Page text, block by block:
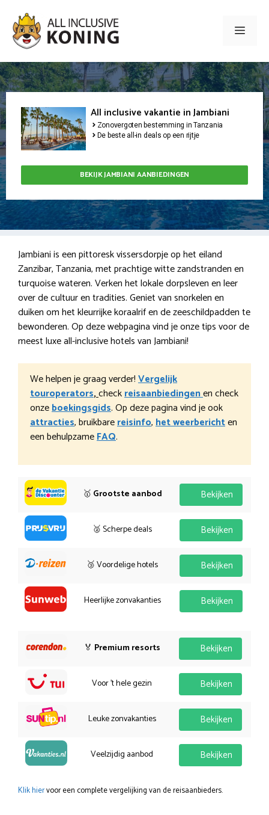
naar
inhoud
Menu
All inclusive vakantie in Jambiani
Zonovergoten bestemming in Tanzania
De beste all-in deals op een rijtje
BEKIJK JAMBIANI AANBIEDINGEN
Jambiani is een pittoresk vissersdorpje op het eiland
Zanzibar, Tanzania, met prachtige witte zandstranden en
turquoise wateren. Verken het lokale dorpsleven en leer
over de cultuur en tradities. Geniet van snorkelen en
duiken om het kleurrijke koraalrif en de zeeschildpadden te
bewonderen. Op deze webpagina vind je onze tips voor de
meest luxe all-inclusive hotels van Jambiani!
We helpen je graag verder!Vergelijk
touroperators,checkreisaanbiedingenen check
onzeboekingsgids. Op deze pagina vind je ook
attracties, bruikbarereisinfo,het weerberichten
een behulpzameFAQ.
🥇 Grootste aanbod Bekijken
🥈 Scherpe deals Bekijken
🥉 Voordelige hotels Bekijken
Heerlijke zonvakanties Bekijken
🏅 Premium resorts Bekijken
Voor 't hele gezin Bekijken
Leuke zonvakanties Bekijken
Veelzijdig aanbod Bekijken
Klik hiervoor een complete vergelijking van de reisaanbieders.